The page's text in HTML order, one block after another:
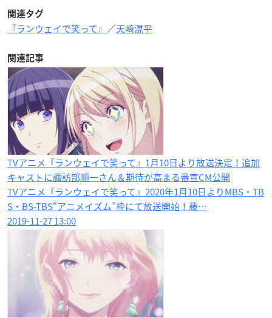
関連タグ
『ランウェイで笑って』 ／天崎滉平
関連記事
TVアニメ『ランウェイで笑って』1月10日より放送決定！追加
キャストに諏訪部順一さん＆期待が高まる番宣CM公開
TVアニメ『ランウェイで笑って』2020年1月10日よりMBS・TB
S・BS-TBS“アニメイズム”枠にて放送開始！藤…
2019-11-27 13:00